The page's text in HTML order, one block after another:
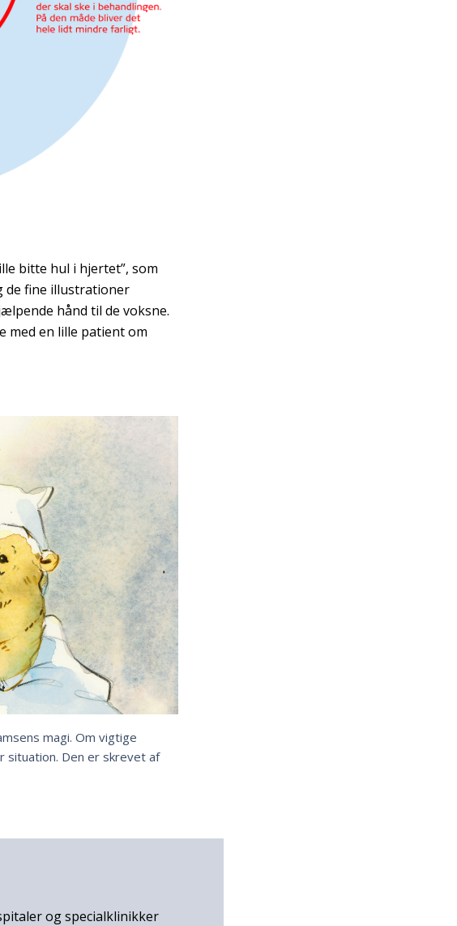
bitte hul i hjertet”, som
de fine illustrationer
hånd til de voksne.
med en lille patient om
magi. Om vigtige
Den er skrevet af
og specialklinikker